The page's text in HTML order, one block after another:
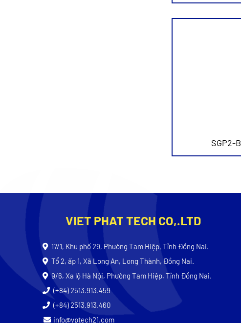
SGP2-B
VIET PHAT TECH CO,.LTD
17/1, Khu phố 29, Phường Tam Hiệp, Tỉnh Đồng Nai.
Tổ 2, ấp 1, Xã Long An, Long Thành, Đồng Nai.
9/6, Xa lộ Hà Nội, Phường Tam Hiệp, Tỉnh Đồng Nai.
(+84) 2513.913.459
(+84) 2513.913.460
info@vptech21.com